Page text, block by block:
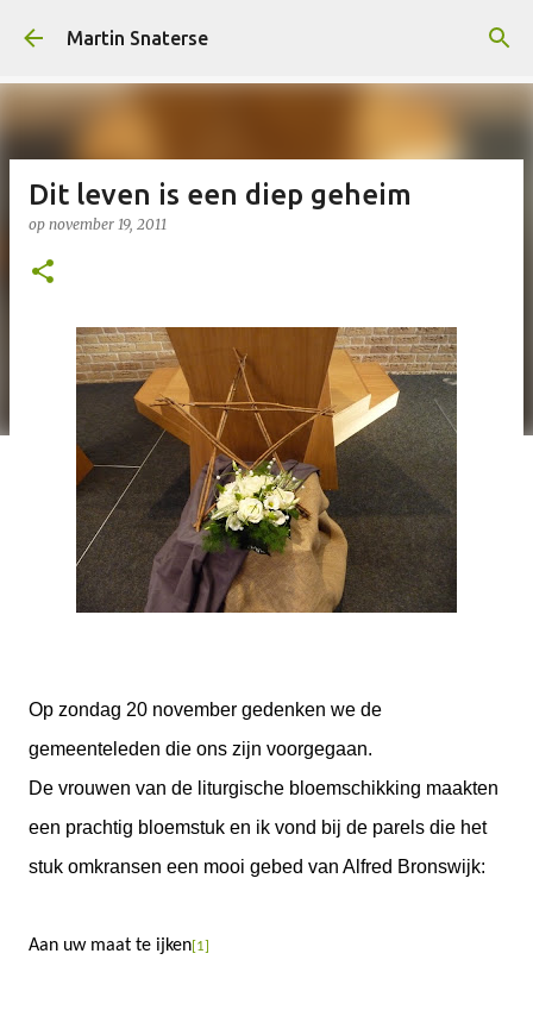
Doorgaan naar hoofdcontent
Martin Snaterse
Dit leven is een diep geheim
op november 19, 2011
Op zondag 20 november gedenken we de
gemeenteleden die ons zijn voorgegaan.
De vrouwen van de liturgische bloemschikking maakten
een prachtig bloemstuk en ik vond bij de parels die het
stuk omkransen een mooi gebed van Alfred Bronswijk:
Aan uw maat te ijken[1]